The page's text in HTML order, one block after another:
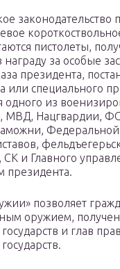
законодательство
пистолеты,
за особые
президента,
или специального
одного из
МВД, Нацгвардии,
Федеральной
и Главного
президента.
позволяет
оружием,
и глав